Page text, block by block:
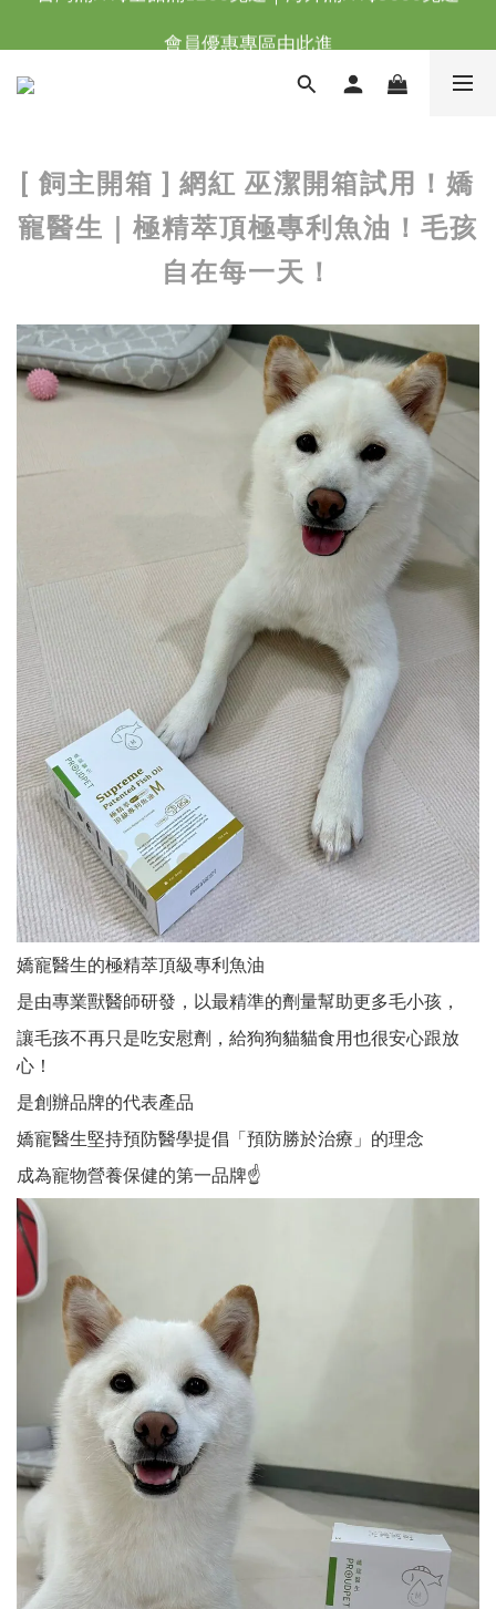
台灣滿NT$全館滿1200免運｜海外滿NT$3000免運
[ 飼主開箱 ] 網紅 巫潔開箱試用！嬌
寵醫生｜極精萃頂極專利魚油！毛孩
自在每一天！
嬌寵醫生的極精萃頂級專利魚油
是由專業獸醫師研發，以最精準的劑量幫助更多毛小孩，
讓毛孩不再只是吃安慰劑，給狗狗貓貓食用也很安心跟放
心！
是創辦品牌的代表產品
嬌寵醫生堅持預防醫學提倡「預防勝於治療」的理念
成為寵物營養保健的第一品牌☝️